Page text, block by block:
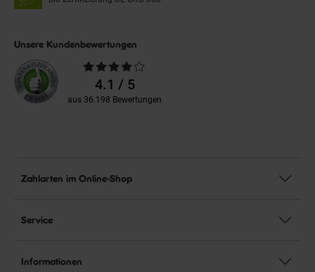
Unsere Kundenbewertungen
Durchschnittliche
Bewertungen4.1 / 5
aus 36.198 Bewertungen
Zahlarten im Online-Shop
Service
Informationen